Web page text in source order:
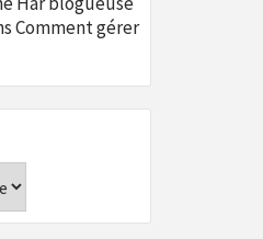
Comment gérer